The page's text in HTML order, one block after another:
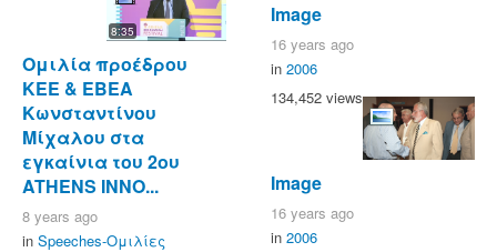
8:35
Ομιλία προέδρου
ΚΕΕ & ΕΒΕΑ
Κωνσταντίνου
Μίχαλου στα
εγκαίνια του 2ου
ATHENS INNO...
8 years ago
in Speeches-Ομιλίες
Image
16 years ago
in 2006
134,452 views
Image
16 years ago
in 2006